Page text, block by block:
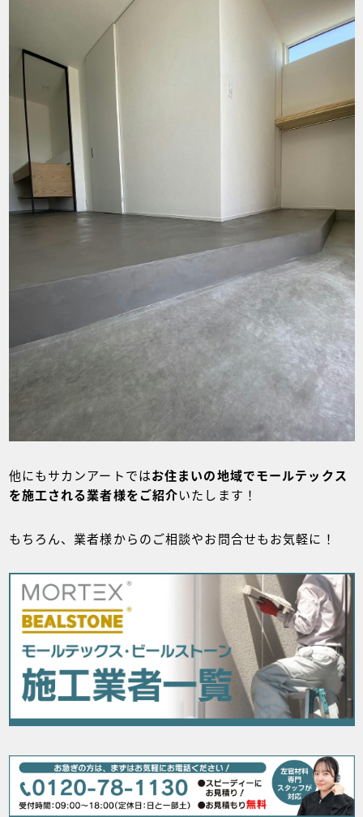
他にもサカンアートではお住まいの地域でモールテックス
を施工される業者様をご紹介いたします！
もちろん、業者様からのご相談やお問合せもお気軽に！